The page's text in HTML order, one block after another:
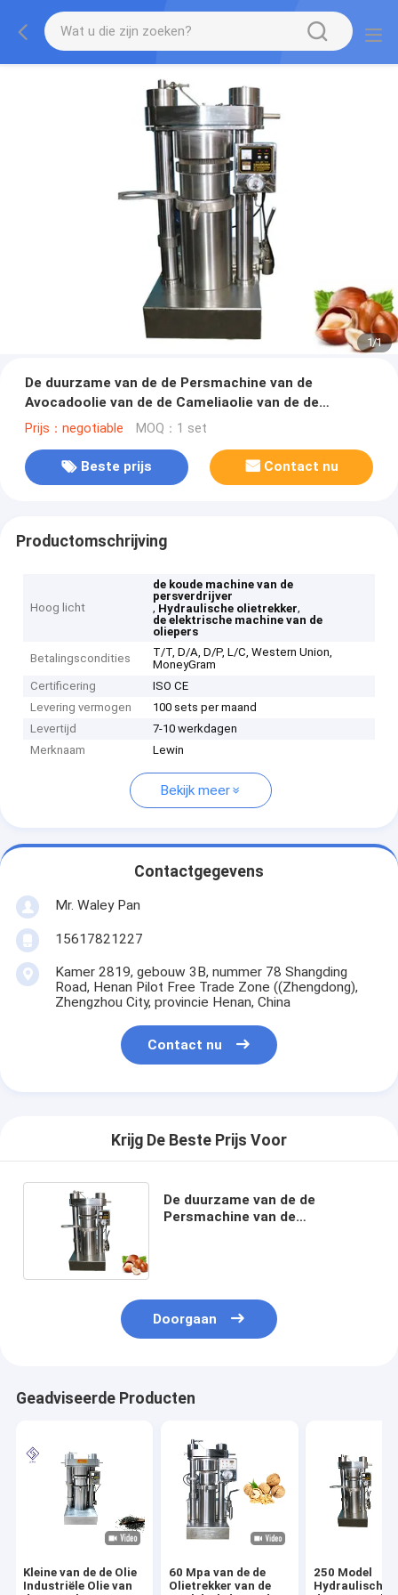
1/1
De duurzame van de de Persmachine van de
Avocadoolie van de de Cameliaolie van de de
Trekkermachine Gemakkelijke Controle
Prijs：negotiable MOQ：1 set
Beste prijs Contact nu
Productomschrijving
Hoog licht
de koude machine van de
persverdrijver
, Hydraulische olietrekker,
de elektrische machine van de
oliepers
Betalingscondities
T/T, D/A, D/P, L/C, Western Union,
MoneyGram
Certificering
ISO CE
Levering vermogen
100 sets per maand
Levertijd
7-10 werkdagen
Merknaam
Lewin
Bekijk meer
Contactgegevens
Mr. Waley Pan
15617821227
Kamer 2819, gebouw 3B, nummer 78 Shangding
Road, Henan Pilot Free Trade Zone ((Zhengdong),
Zhengzhou City, provincie Henan, China
Contact nu
Krijg De Beste Prijs Voor
De duurzame van de de
Persmachine van de
Doorgaan
Geadviseerde Producten
Kleine van de de Olie
Industriële Olie van
60 Mpa van de de
Olietrekker van de
250 Model
Hydraulische